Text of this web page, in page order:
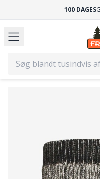
100 DAGES